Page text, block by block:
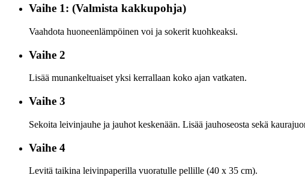
Vaihe 1: (Valmista kakkupohja)
Vaahdota huoneenlämpöinen voi ja sokerit kuohkeaksi.
Vaihe 2
Lisää munankeltuaiset yksi kerrallaan koko ajan vatkaten.
Vaihe 3
Sekoita leivinjauhe ja jauhot keskenään. Lisää jauhoseosta sekä
Vaihe 4
Levitä taikina leivinpaperilla vuoratulle pellille (40 x 35 cm).